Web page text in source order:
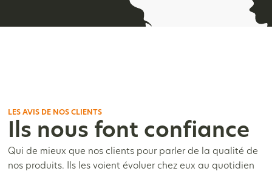
LES AVIS DE NOS CLIENTS
Ils nous font confiance
Qui de mieux que nos clients pour parler de la qualité de
nos produits. Ils les voient évoluer chez eux au quotidien